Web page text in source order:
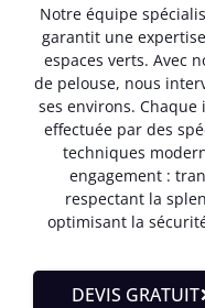
Notre équipe
garantit une
espaces verts. Avec
de pelouse, nous
ses environs.
effectuée par des
techniques
engagement :
respectant la
optimisant la
DEVIS GRATUIT